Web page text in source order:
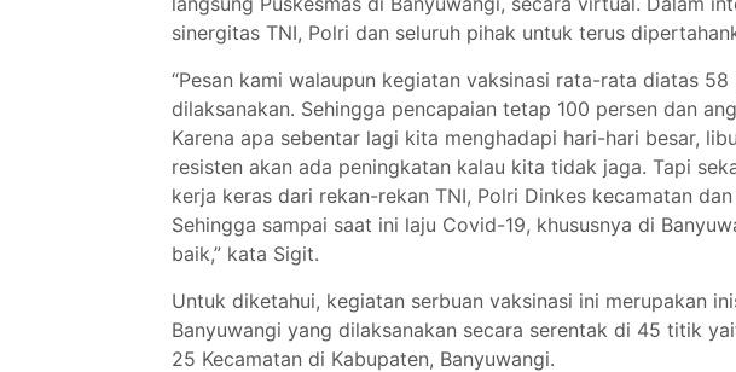
sinergitas TNI, Polri dan seluruh pihak untuk terus
“Pesan kami walaupun kegiatan vaksinasi rata-rata diatas
dilaksanakan. Sehingga pencapaian tetap 100 persen dan
Karena apa sebentar lagi kita menghadapi hari-hari besar,
resisten akan ada peningkatan kalau kita tidak jaga. Tapi
kerja keras dari rekan-rekan TNI, Polri Dinkes kecamatan
Sehingga sampai saat ini laju Covid-19, khususnya di
baik,” kata Sigit.
Untuk diketahui, kegiatan serbuan vaksinasi ini merupakan
Banyuwangi yang dilaksanakan secara serentak di 45 titik
25 Kecamatan di Kabupaten, Banyuwangi.